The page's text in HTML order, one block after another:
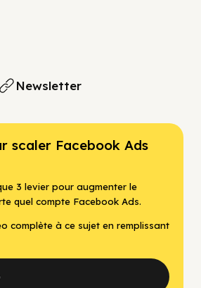
Newsletter
scaler Facebook Ads
3 levier pour augmenter le
quel compte Facebook Ads.
complète à ce sujet en remplissant